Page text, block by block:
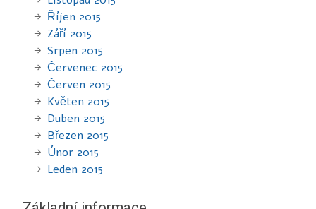
Říjen 2015
Září 2015
Srpen 2015
Červenec 2015
Červen 2015
Květen 2015
Duben 2015
Březen 2015
Únor 2015
Leden 2015